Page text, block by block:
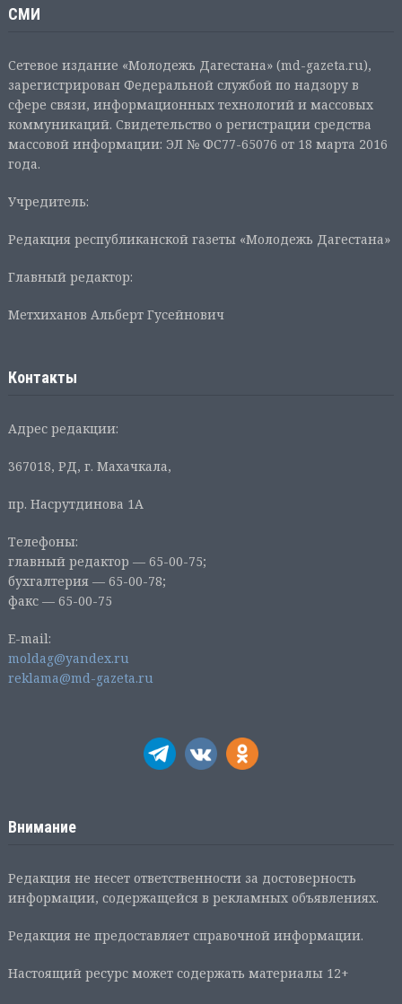
СМИ
Сетевое издание «Молодежь Дагестана» (md-gazeta.ru),
зарегистрирован Федеральной службой по надзору в
сфере связи, информационных технологий и массовых
коммуникаций. Свидетельство о регистрации средства
массовой информации: ЭЛ № ФС77-65076 от 18 марта 2016
года.
Учредитель:
Редакция республиканской газеты «Молодежь Дагестана»
Главный редактор:
Метхиханов Альберт Гусейнович
Контакты
Адрес редакции:
367018, РД, г. Махачкала,
пр. Насрутдинова 1А
Телефоны:
главный редактор — 65-00-75;
бухгалтерия — 65-00-78;
факс — 65-00-75
E-mail:
moldag@yandex.ru
reklama@md-gazeta.ru
Внимание
Редакция не несет ответственности за достоверность
информации, содержащейся в рекламных объявлениях.
Редакция не предоставляет справочной информации.
Настоящий ресурс может содержать материалы 12+